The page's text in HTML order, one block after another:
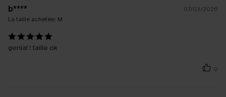
b****
07/03/2026
La taille achetée: M
genial ! taille ok
0